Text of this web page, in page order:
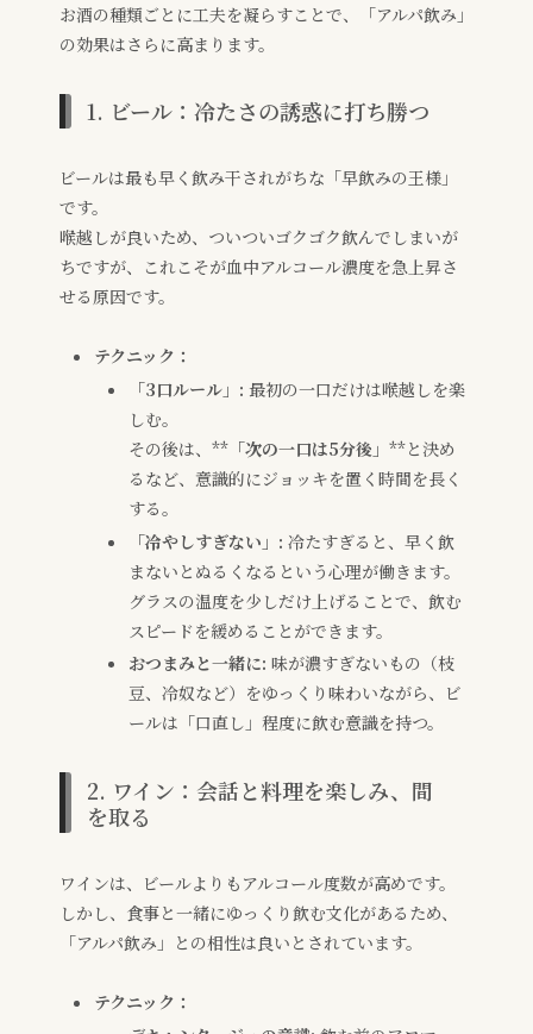
お酒の種類ごとに工夫を凝らすことで、「アルパ飲み」
の効果はさらに高まります。
1. ビール：冷たさの誘惑に打ち勝つ
ビールは最も早く飲み干されがちな「早飲みの王様」
です。
喉越しが良いため、ついついゴクゴク飲んでしまいが
ちですが、これこそが血中アルコール濃度を急上昇さ
せる原因です。
テクニック：
「3口ルール」: 最初の一口だけは喉越しを楽
しむ。
その後は、**「次の一口は5分後」 **と決め
るなど、意識的にジョッキを置く時間を長く
する。
「冷やしすぎない」: 冷たすぎると、早く飲
まないとぬるくなるという心理が働きます。
グラスの温度を少しだけ上げることで、飲む
スピードを緩めることができます。
おつまみと一緒に: 味が濃すぎないもの（枝
豆、冷奴など）をゆっくり味わいながら、ビ
ールは「口直し」程度に飲む意識を持つ。
2. ワイン：会話と料理を楽しみ、間
を取る
ワインは、ビールよりもアルコール度数が高めです。
しかし、食事と一緒にゆっくり飲む文化があるため、
「アルパ飲み」との相性は良いとされています。
テクニック：